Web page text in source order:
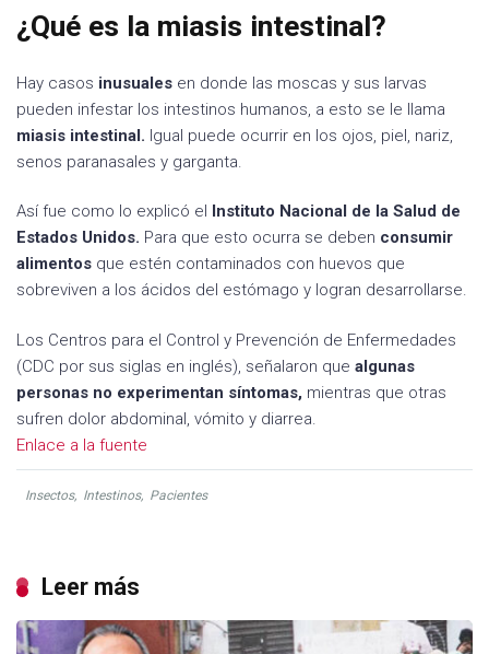
¿Qué es la miasis intestinal?
Hay casos inusuales en donde las moscas y sus larvas
pueden infestar los intestinos humanos, a esto se le llama
miasis intestinal. Igual puede ocurrir en los ojos, piel, nariz,
senos paranasales y garganta.
Así fue como lo explicó el Instituto Nacional de la Salud de
Estados Unidos. Para que esto ocurra se deben consumir
alimentos que estén contaminados con huevos que
sobreviven a los ácidos del estómago y logran desarrollarse.
Los Centros para el Control y Prevención de Enfermedades
(CDC por sus siglas en inglés), señalaron que algunas
personas no experimentan síntomas, mientras que otras
sufren dolor abdominal, vómito y diarrea.
Enlace a la fuente
Insectos, Intestinos, Pacientes
Leer más